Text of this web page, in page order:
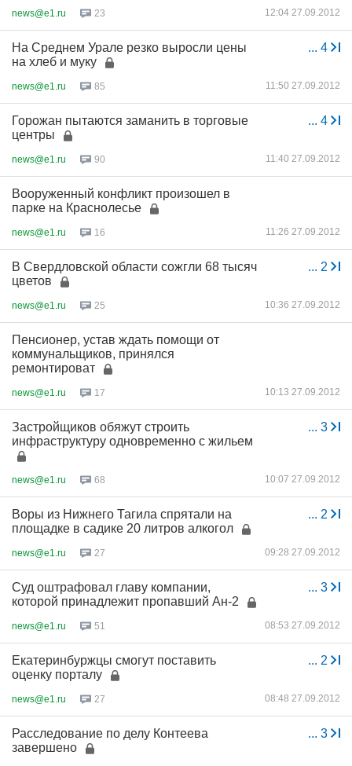
news@e1.ru 23 12:04 27.09.2012
... 4
На Среднем Урале резко выросли цены
на хлеб и муку
news@e1.ru 85 11:50 27.09.2012
... 4
Горожан пытаются заманить в торговые
центры
news@e1.ru 90 11:40 27.09.2012
Вооруженный конфликт произошел в
парке на Краснолесье
news@e1.ru 16 11:26 27.09.2012
... 2
В Свердловской области сожгли 68 тысяч
цветов
news@e1.ru 25 10:36 27.09.2012
Пенсионер, устав ждать помощи от
коммунальщиков, принялся
ремонтироват
news@e1.ru 17 10:13 27.09.2012
... 3
Застройщиков обяжут строить
инфраструктуру одновременно с жильем
news@e1.ru 68 10:07 27.09.2012
... 2
Воры из Нижнего Тагила спрятали на
площадке в садике 20 литров алкогол
news@e1.ru 27 09:28 27.09.2012
... 3
Суд оштрафовал главу компании,
которой принадлежит пропавший Ан-2
news@e1.ru 51 08:53 27.09.2012
... 2
Екатеринбуржцы смогут поставить
оценку порталу
news@e1.ru 27 08:48 27.09.2012
... 3
Расследование по делу Контеева
завершено